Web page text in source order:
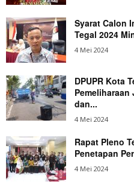
Syarat Calon
Tegal 2024
4 Mei 2024
DPUPR Kota
Pemeliharaan
dan...
4 Mei 2024
Rapat Pleno
Penetapan
4 Mei 2024